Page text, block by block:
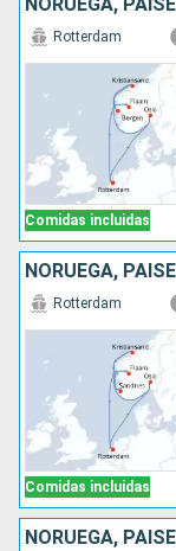
NORUEGA,
Comidas incluidas
Rotterdam
NORUEGA,
Comidas incluidas
Rotterdam
NORUEGA,